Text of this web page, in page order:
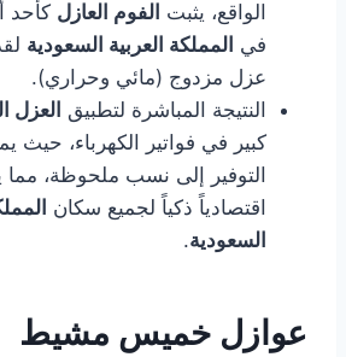
الواقع، يثبت الفوم العازل كأحد
في المملكة العربية السعودية
عزل مزدوج (مائي وحراري).
النتيجة المباشرة لتطبيق العزل
كبير في فواتير الكهرباء،
التوفير إلى نسب ملحوظة، مما
اقتصادياً ذكياً لجميع سكان
السعودية.
عوازل خميس مشيط